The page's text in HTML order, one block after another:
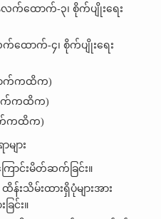
က်ထောက်-၃၊ စိုက်ပျိုးရေး
ထောက်-၄၊ စိုက်ပျိုးရေး
ာက်ကထိက)
ာက်ကထိက)
က်ကထိက)
ျား
ကြောင်းမိတ်ဆက်ခြင်း။
န်းသိမ်းထားရှိပုံများအား
င်း။